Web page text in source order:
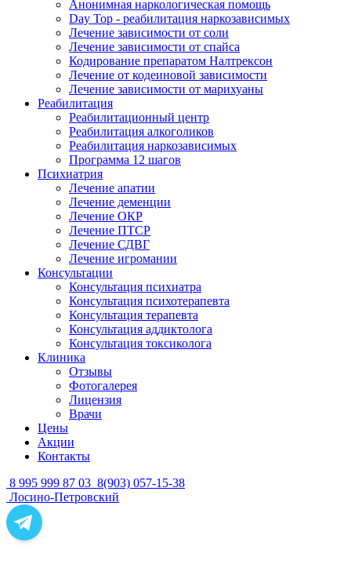
Анонимная наркологическая помощь
Day Top - реабилитация наркозависимых
Лечение зависимости от соли
Лечение зависимости от спайса
Кодирование препаратом Налтрексон
Лечение от кодеиновой зависимости
Лечение зависимости от марихуаны
Реабилитация
Реабилитационный центр
Реабилитация алкоголиков
Реабилитация наркозависимых
Программа 12 шагов
Психиатрия
Лечение апатии
Лечение деменции
Лечение ОКР
Лечение ПТСР
Лечение СДВГ
Лечение игромании
Консультации
Консультация психиатра
Консультация психотерапевта
Консультация терапевта
Консультация аддиктолога
Консультация токсиколога
Клиника
Отзывы
Фотогалерея
Лицензия
Врачи
Цены
Акции
Контакты
8 995 999 87 03 8(903) 057-15-38
Лосино-Петровский